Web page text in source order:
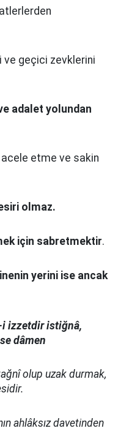
ve geçici zevklerini
adalet yolundan
acele etme ve sakin
olmaz.
için sabretmektir.
yerini ise ancak
i izzetdir istiğnâ,
dâmen
olup uzak durmak,
ahlâksız davetinden